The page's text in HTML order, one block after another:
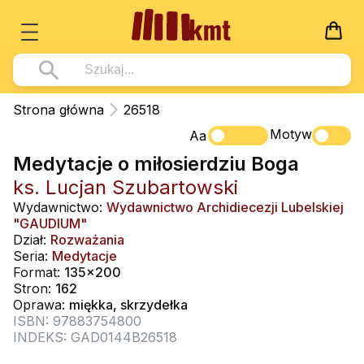
Książki
Wszystko z kategorii - Książki
Pismo Święte
Kościół Katolicki
Duszpasterstwo
Teologia
Życie chrześcijańskie
Duchowość
Literatura piękna
Wszystko z kategorii - Multimedia
DVD
CD-ROM
Muzyka
Rekolekcje i inne na CD
Śpiew i modlitwa
Muzyka klasyczna
Dla Dzieci
Wszystko z kategorii - Dla Dzieci
Literatura (D)
Płyty, DVD (D)
Podręczniki i pomoce dydaktyczne
Podręczniki
Wszystko z kategorii - Podręczniki
Podręczniki i pomoce dydaktyczne
Zabawa i Nauka
Nowości
Zaloguj się
Strona główna
26518
Aa
Motyw
Medytacje o miłosierdziu Boga
ks. Lucjan Szubartowski
Wydawnictwo: Wydawnictwo Archidiecezji Lubelskiej
"GAUDIUM"
Dział: Rozważania
Seria: Medytacje
Format: 135x200
Stron: 162
Oprawa: miękka, skrzydełka
ISBN: 97883754800
INDEKS: GAD0144B26518